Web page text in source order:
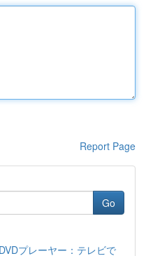
Report Page
Go
プレーヤー：テレビで